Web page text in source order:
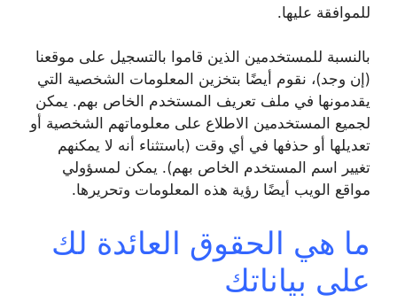
للموافقة عليها.
بالنسبة للمستخدمين الذين قاموا بالتسجيل على موقعنا
(إن وجد)، نقوم أيضًا بتخزين المعلومات الشخصية التي
يقدمونها في ملف تعريف المستخدم الخاص بهم. يمكن
لجميع المستخدمين الاطلاع على معلوماتهم الشخصية أو
تعديلها أو حذفها في أي وقت (باستثناء أنه لا يمكنهم
تغيير اسم المستخدم الخاص بهم). يمكن لمسؤولي
مواقع الويب أيضًا رؤية هذه المعلومات وتحريرها.
ما هي الحقوق العائدة لك
على بياناتك